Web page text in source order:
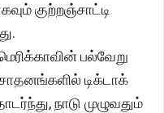
குற்றஞ்சாட்டி
பல்வேறு
டிக்டாக்
நாடு முழுவதும்